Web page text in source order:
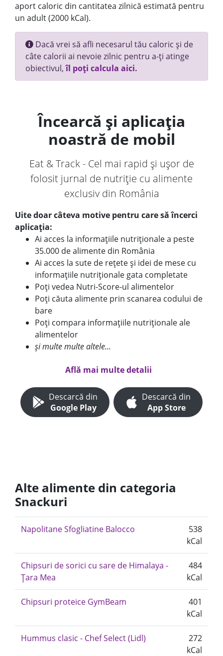
aport caloric din cantitatea zilnică estimată pentru
un adult (2000 kCal).
Dacă vrei să afli necesarul tău caloric și de
câte calorii ai nevoie zilnic pentru a-ți atinge
obiectivul,îl poți calcula aici.
Încearcă și aplicația
noastră de mobil
Eat & Track - Cel mai rapid și ușor de
folosit jurnal de nutriție cu alimente
exclusiv din România
Uite doar câteva motive pentru care să încerci
aplicația:
Ai acces la informațiile nutriționale a peste
35.000 de alimente din România
Ai acces la sute de rețete și idei de mese cu
informațiile nutriționale gata completate
Poți vedea Nutri-Score-ul alimentelor
Poți căuta alimente prin scanarea codului de
bare
Poți compara informațiile nutriționale ale
alimentelor
și multe multe altele...
Află mai multe detalii
Descarcă din
Google Play
Descarcă din
App Store
Alte alimente din categoria
Snackuri
Napolitane Sfogliatine Balocco
538
kCal
Chipsuri de sorici cu sare de Himalaya -
Țara Mea
484
kCal
Chipsuri proteice GymBeam
401
kCal
Hummus clasic - Chef Select (Lidl)
272
kCal